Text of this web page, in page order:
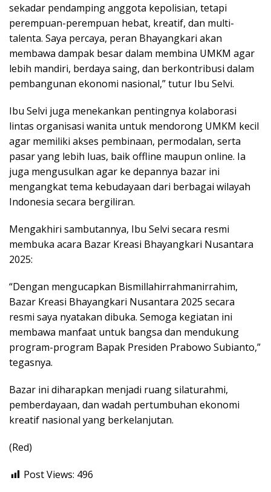
sekadar pendamping anggota kepolisian, tetapi
perempuan-perempuan hebat, kreatif, dan multi-
talenta. Saya percaya, peran Bhayangkari akan
membawa dampak besar dalam membina UMKM agar
lebih mandiri, berdaya saing, dan berkontribusi dalam
pembangunan ekonomi nasional,” tutur Ibu Selvi.
Ibu Selvi juga menekankan pentingnya kolaborasi
lintas organisasi wanita untuk mendorong UMKM kecil
agar memiliki akses pembinaan, permodalan, serta
pasar yang lebih luas, baik offline maupun online. Ia
juga mengusulkan agar ke depannya bazar ini
mengangkat tema kebudayaan dari berbagai wilayah
Indonesia secara bergiliran.
Mengakhiri sambutannya, Ibu Selvi secara resmi
membuka acara Bazar Kreasi Bhayangkari Nusantara
2025:
“Dengan mengucapkan Bismillahirrahmanirrahim,
Bazar Kreasi Bhayangkari Nusantara 2025 secara
resmi saya nyatakan dibuka. Semoga kegiatan ini
membawa manfaat untuk bangsa dan mendukung
program-program Bapak Presiden Prabowo Subianto,”
tegasnya.
Bazar ini diharapkan menjadi ruang silaturahmi,
pemberdayaan, dan wadah pertumbuhan ekonomi
kreatif nasional yang berkelanjutan.
(Red)
Post Views: 496